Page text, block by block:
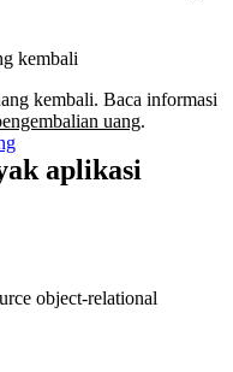
kembali
kembali. Baca informasi
uang.
aplikasi
object-relational